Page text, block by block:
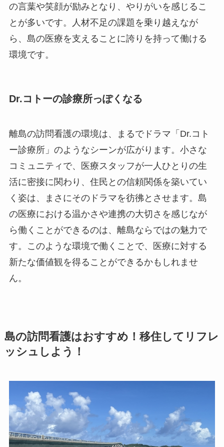
の言葉や笑顔が励みとなり、やりがいを感じるこ
とが多いです。人材不足の課題を乗り越えなが
ら、島の医療を支えることに誇りを持って働ける
環境です。
Dr.コトーの診療所っぽくなる
離島の訪問看護の環境は、まるでドラマ「Dr.コト
ー診療所」のようなシーンが広がります。小さな
コミュニティで、医療スタッフが一人ひとりの生
活に密接に関わり、住民との信頼関係を築いてい
く姿は、まさにそのドラマを彷彿とさせます。島
の医療における温かさや連携の大切さを感じなが
ら働くことができるのは、離島ならではの魅力で
す。このような環境で働くことで、医療に対する
新たな価値観を得ることができるかもしれませ
ん。
島の訪問看護はおすすめ！移住してリフレ
ッシュしよう！